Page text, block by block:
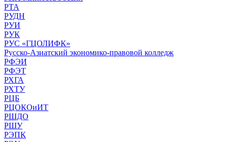
РТА
РУДН
РУИ
РУК
РУС «ГЦОЛИФК»
Русско-Азиатский экономико-правовой колледж
РФЭИ
РФЭТ
РХГА
РХТУ
РЦБ
РЦОКОиИТ
РШДО
РШУ
РЭПК